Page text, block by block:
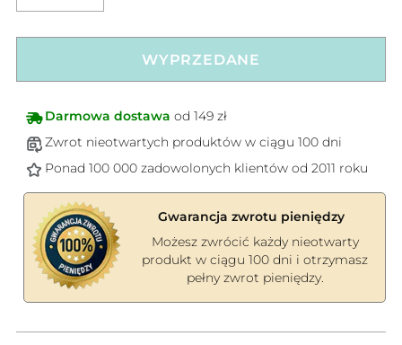
WYPRZEDANE
Darmowa dostawa od 149 zł
Zwrot nieotwartych produktów w ciągu 100 dni
Ponad 100 000 zadowolonych klientów od 2011 roku
Gwarancja zwrotu pieniędzy
Możesz zwrócić każdy nieotwarty
produkt w ciągu 100 dni i otrzymasz
pełny zwrot pieniędzy.